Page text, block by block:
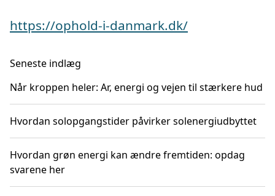
https://ophold-i-danmark.dk/
Seneste indlæg
Når kroppen heler: Ar, energi og vejen til stærkere hud
Hvordan solopgangstider påvirker solenergiudbyttet
Hvordan grøn energi kan ændre fremtiden: opdag
svarene her